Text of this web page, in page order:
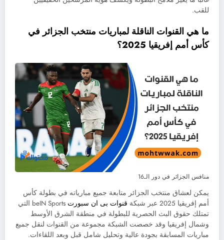
للقب.
ما هي القنوات الناقلة لمباريات منتخب الجزائر في
كأس أمم إفريقيا 2025؟
منافس الجزائر في دور الـ16
يمكن لعشاق منتخب الجزائر متابعة جميع مبارياته في بطولة كأس
أمم إفريقيا 2025 عبر شبكة
قنوات بى ان سبورت
beIN Sports التي
تمتلك حقوق البث الحصرية للبطولة في منطقة الشرق الأوسط
وشمال إفريقيا وقد خصصت الشبكة مجموعة من القنوات لنقل جميع
مباريات المسابقة بجودة عالية وتحليل شامل قبل وبعد اللقاءات.